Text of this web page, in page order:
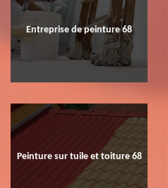
Entreprise de peinture 68
Peinture sur tuile et toiture 68